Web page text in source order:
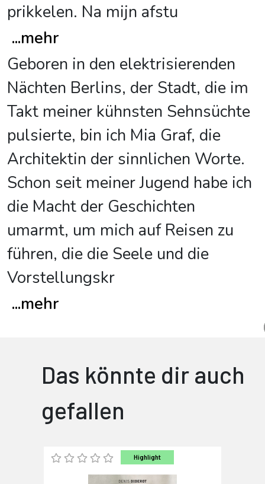
prikkelen. Na mijn afstu
...mehr
Geboren in den elektrisierenden
Nächten Berlins, der Stadt, die im
Takt meiner kühnsten Sehnsüchte
pulsierte, bin ich Mia Graf, die
Architektin der sinnlichen Worte.
Schon seit meiner Jugend habe ich
die Macht der Geschichten
umarmt, um mich auf Reisen zu
führen, die die Seele und die
Vorstellungskr
...mehr
Das könnte dir auch
gefallen
Highlight